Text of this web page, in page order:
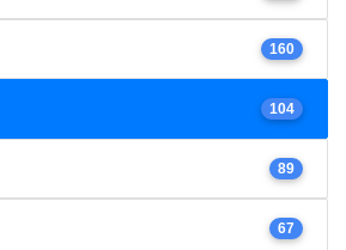
160
104
89
67